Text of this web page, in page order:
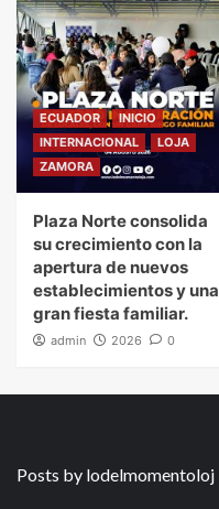
ECUADOR
INICIO
INTERNACIONAL
LOJA
ZAMORA
Plaza Norte consolida
su crecimiento con la
apertura de nuevos
establecimientos y una
gran fiesta familiar.
admin 2026 0
Posts by lodelmomentoloj